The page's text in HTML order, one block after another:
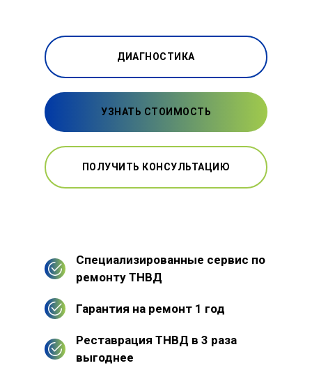
ДИАГНОСТИКА
УЗНАТЬ СТОИМОСТЬ
ПОЛУЧИТЬ КОНСУЛЬТАЦИЮ
Специализированные сервис по
ремонту ТНВД
Гарантия на ремонт 1 год
Реставрация ТНВД в 3 раза
выгоднее